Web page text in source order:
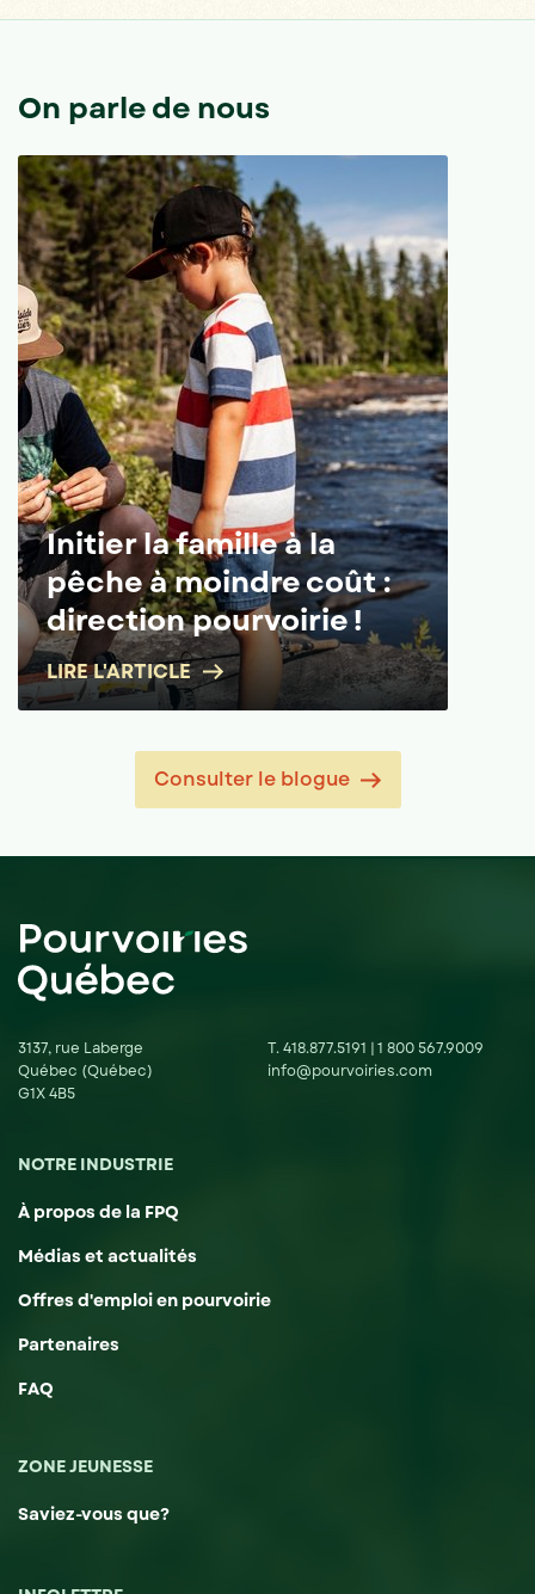
On parle de nous
Initier la famille à la
pêche à moindre coût :
direction pourvoirie !
LIRE L'ARTICLE
Consulter le blogue
3137, rue Laberge
Québec (Québec)
G1X 4B5
T.418.877.5191 |1 800 567.9009
info@pourvoiries.com
NOTRE INDUSTRIE
À propos de la FPQ
Médias et actualités
Offres d'emploi en pourvoirie
Partenaires
FAQ
ZONE JEUNESSE
Saviez-vous que?